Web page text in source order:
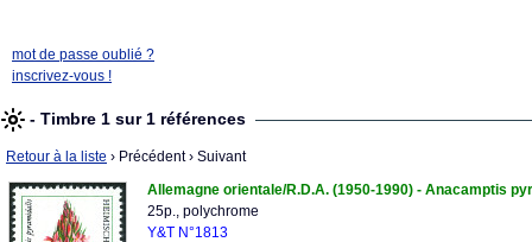
mot de passe oublié ?
inscrivez-vous !
- Timbre 1 sur 1 références
Retour à la liste › Précédent› Suivant
Allemagne orientale/R.D.A. (1950-1990) - Anacamptis
25p., polychrome
Y&T N°1813